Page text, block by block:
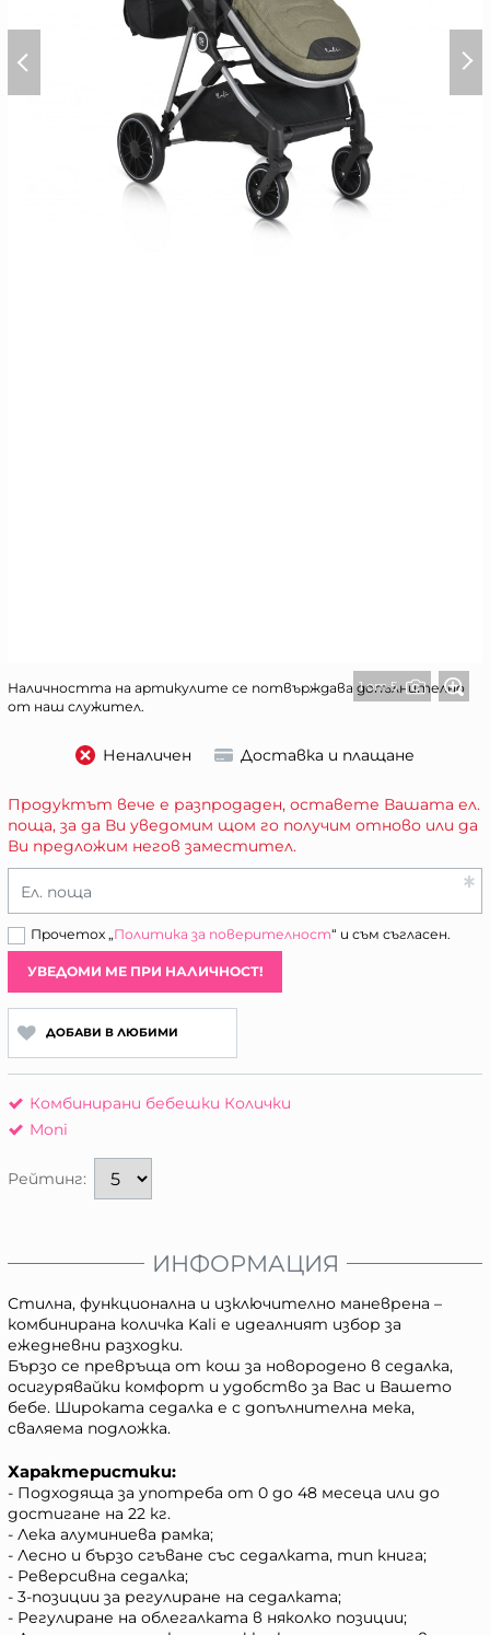
1 от 5
Наличността на артикулите се потвърждава допълнително
от наш служител.
Неналичен Доставка и плащане
Продуктът вече е разпродаден, оставете Вашата ел.
поща, за да Ви уведомим щом го получим отново или да
Ви предложим негов заместител.
Ел. поща
Прочетох „Политика за поверителност“ и съм съгласен.
УВЕДОМИ МЕ ПРИ НАЛИЧНОСТ!
ДОБАВИ В ЛЮБИМИ
Комбинирани бебешки Колички
Moni
Рейтинг:
ИНФОРМАЦИЯ
Стилна, функционална и изключително маневрена –
комбинирана количка Kali е идеалният избор за
ежедневни разходки.
Бързо се превръща от кош за новородено в седалка,
осигурявайки комфорт и удобство за Вас и Вашето
бебе. Широката седалка е с допълнителна мека,
сваляема подложка.
Характеристики:
- Подходяща за употреба от 0 до 48 месеца или до
достигане на 22 кг.
- Лека алуминиева рамка;
- Лесно и бързо сгъване със седалката, тип книга;
- Реверсивна седалка;
- 3-позиции за регулиране на седалката;
- Регулиране на облегалката в няколко позиции;